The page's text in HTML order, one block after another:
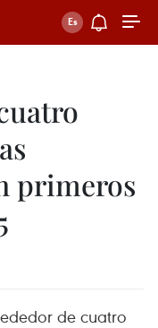
primeros
de cuatro